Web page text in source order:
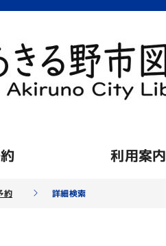
利用案内
約 詳細検索